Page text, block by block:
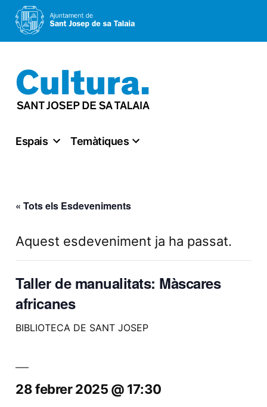
al
contingut
Espais Temàtiques
« Tots els Esdeveniments
Aquest esdeveniment ja ha passat.
Taller de manualitats: Màscares
africanes
BIBLIOTECA DE SANT JOSEP
28 febrer 2025 @ 17:30